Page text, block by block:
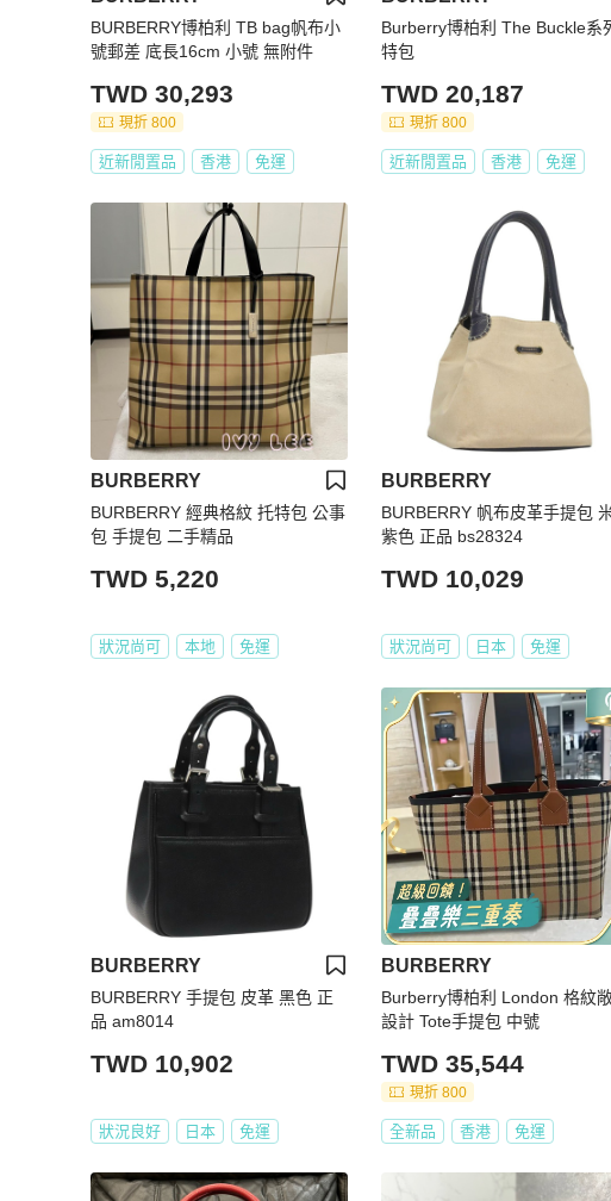
BURBERRY博柏利 TB bag帆布小
號郵差 底長16cm 小號 無附件
TWD 30,293
現折 800
近新閒置品 香港 免運
Burberry博柏利 The Buckle系
特包
TWD 20,187
現折 800
近新閒置品 香港 免運
BURBERRY
BURBERRY 經典格紋 托特包 公事
包 手提包 二手精品
TWD 5,220
狀況尚可 本地 免運
BURBERRY
BURBERRY 帆布皮革手提包
紫色 正品 bs28324
TWD 10,029
狀況尚可 日本 免運
BURBERRY
BURBERRY 手提包 皮革 黑色 正
品 am8014
TWD 10,902
狀況良好 日本 免運
BURBERRY
Burberry博柏利 London 格紋
設計 Tote手提包 中號
TWD 35,544
現折 800
全新品 香港 免運